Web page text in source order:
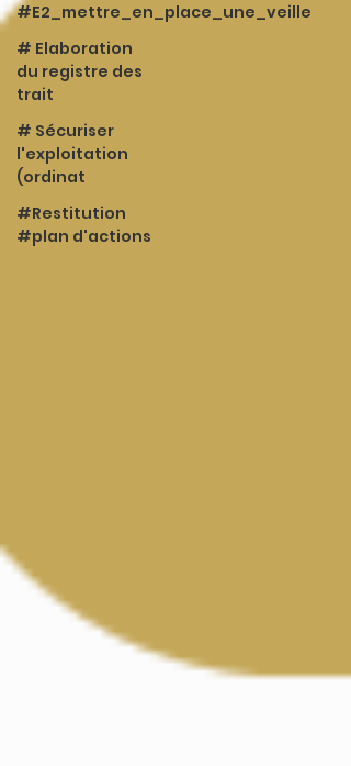
#E2_mettre_en_place_une_veille
# Elaboration
du registre des
trait
# Sécuriser
l'exploitation
(ordinat
#Restitution
#plan d'actions